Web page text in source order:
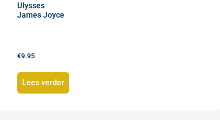
Ulysses
James Joyce
€9.95
Lees verder